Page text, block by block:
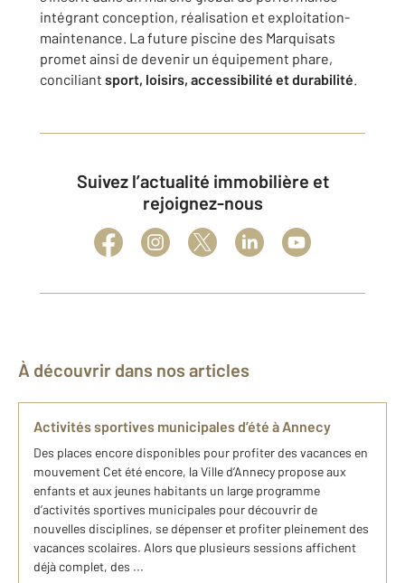
intégrant conception, réalisation et exploitation-
maintenance. La future piscine des Marquisats
promet ainsi de devenir un équipement phare,
conciliant sport, loisirs, accessibilité et durabilité.
Suivez l’actualité immobilière et
rejoignez-nous
À découvrir dans nos articles
Activités sportives municipales d’été à Annecy
Des places encore disponibles pour profiter des vacances en
mouvement Cet été encore, la Ville d’Annecy propose aux
enfants et aux jeunes habitants un large programme
d’activités sportives municipales pour découvrir de
nouvelles disciplines, se dépenser et profiter pleinement des
vacances scolaires. Alors que plusieurs sessions affichent
déjà complet, des ...